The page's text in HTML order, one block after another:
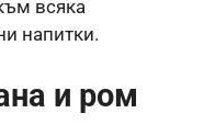
всяка
напитки.
и ром